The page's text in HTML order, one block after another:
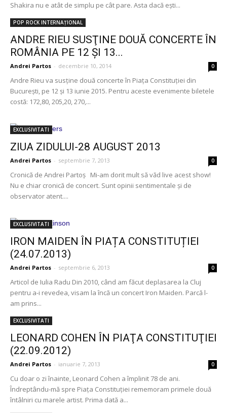
Shakira nu e atât de simplu pe cât pare. Asta dacă eşti...
POP ROCK INTERNAȚIONAL
ANDRE RIEU SUSŢINE DOUĂ CONCERTE ÎN
ROMÂNIA PE 12 ŞI 13...
Andrei Partos - decembrie 10, 2014 0
Andre Rieu va susţine două concerte în Piaţa Constituţiei din
Bucureşti, pe 12 şi 13 iunie 2015. Pentru aceste evenimente biletele
costă: 172,80, 205,20, 270,...
EXCLUSIVITATI
ZIUA ZIDULUI-28 AUGUST 2013
Andrei Partos - septembrie 7, 2013 0
Cronică de Andrei Partoş Mi-am dorit mult să văd live acest show!
Nu e chiar cronică de concert. Sunt opinii sentimentale şi de
observator atent....
EXCLUSIVITATI
IRON MAIDEN ÎN PIAȚA CONSTITUȚIEI
(24.07.2013)
Andrei Partos - septembrie 6, 2013 0
Articol de Iulia Radu Din 2010, când am făcut deplasarea la Cluj
pentru a-i revedea, visam la încă un concert Iron Maiden. Parcă l-
am prins...
EXCLUSIVITATI
LEONARD COHEN ÎN PIAŢA CONSTITUŢIEI
(22.09.2012)
Andrei Partos - ianuarie 7, 2013 0
Cu doar o zi înainte, Leonard Cohen a împlinit 78 de ani.
Îndreptându-mă spre Piaţa Constituţiei rememoram primele două
întâlniri cu marele artist. Prima dată a...